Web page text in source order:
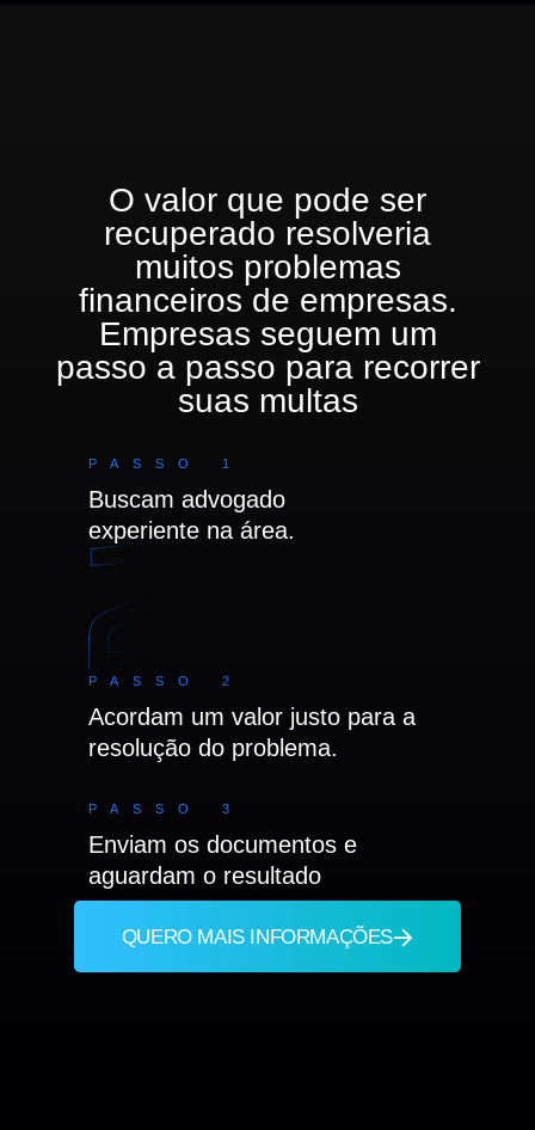
O valor que pode ser
recuperado resolveria
muitos problemas
financeiros de empresas.
Empresas seguem um
passo a passo para recorrer
suas multas
PASSO 1
Buscam advogado
experiente na área.
PASSO 2
Acordam um valor justo para a
resolução do problema.
PASSO 3
Enviam os documentos e
aguardam o resultado
QUERO MAIS INFORMAÇÕES